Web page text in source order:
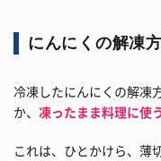
にんにくの解凍
冷凍したにんにくの解凍
か、 凍ったまま料理に使
これは、ひとかけら、薄